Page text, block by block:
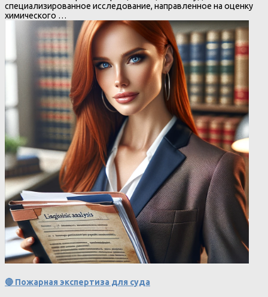
специализированное исследование, направленное на оценку
химического …
🔴 Пожарная экспертиза для суда